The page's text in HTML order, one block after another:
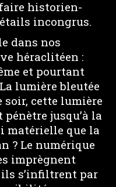
historien-
incongrus.
dans nos
héraclitéen :
et pourtant
lumière bleutée
cette lumière
jusqu’à la
matérielle que la
? Le numérique
imprègnent
s’infiltrent par